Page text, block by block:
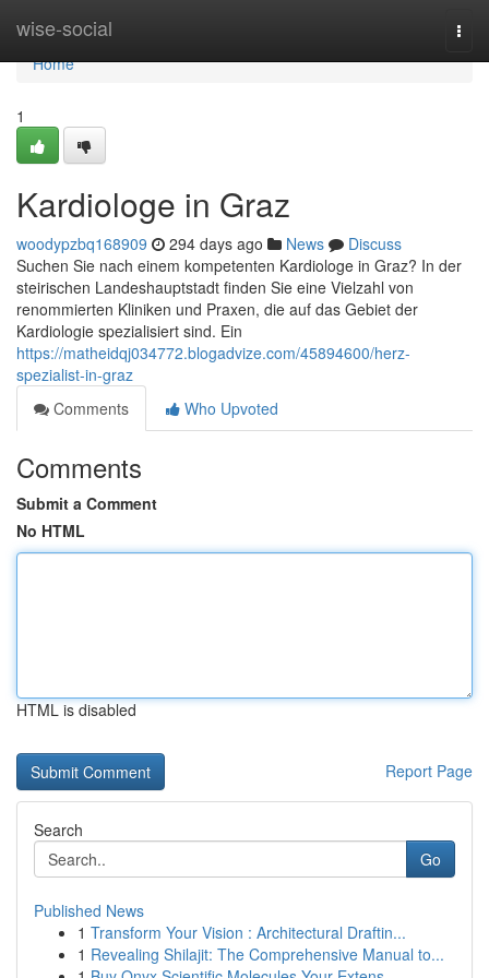
wise-social
Home
Home
1
Kardiologe in Graz
woodypzbq168909 294 days ago News
Discuss
Suchen Sie nach einem kompetenten Kardiologe in Graz? In der
steirischen Landeshauptstadt finden Sie eine Vielzahl von
renommierten Kliniken und Praxen, die auf das Gebiet der
Kardiologie spezialisiert sind. Ein
https://matheidqj034772.blogadvize.com/45894600/herz-
spezialist-in-graz
Comments
Who Upvoted
Comments
Submit a Comment
No HTML
HTML is disabled
Report Page
Search
Go
Published News
1 Transform Your Vision : Architectural Draftin...
1 Revealing Shilajit: The Comprehensive Manual to...